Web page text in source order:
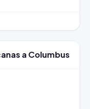
a Columbus